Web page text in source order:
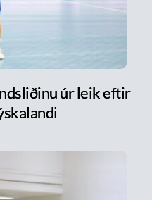
úr leik eftir